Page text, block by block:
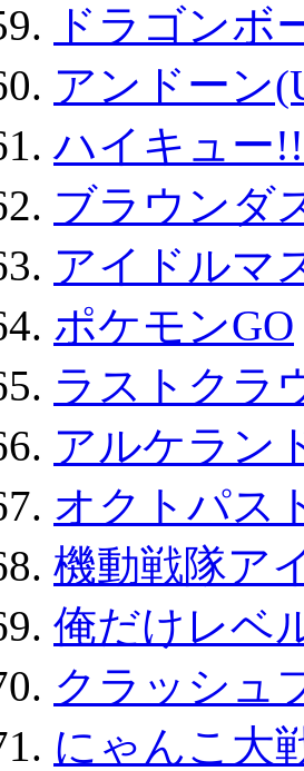
ドラゴンボ
アンドーン
ハイキュー
ブラウンダ
アイドルマ
ポケモンGO
ラストクラ
アルケラン
オクトパス
機動戦隊ア
俺だけレベ
クラッシュ
にゃんこ大